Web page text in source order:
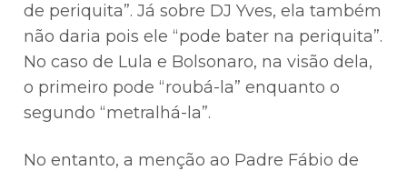
de periquita”. Já sobre DJ Yves, ela também
não daria pois ele “pode bater na periquita”.
No caso de Lula e Bolsonaro, na visão dela,
o primeiro pode “roubá-la” enquanto o
segundo “metralhá-la”.
No entanto, a menção ao Padre Fábio de